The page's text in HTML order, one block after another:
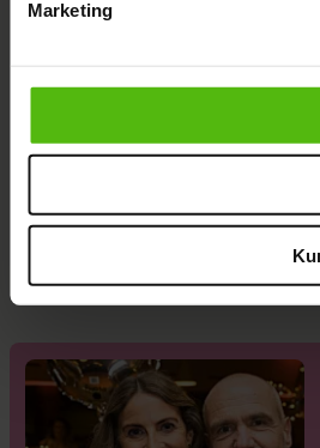
Marketing
Med i “Robinson”: Er hun